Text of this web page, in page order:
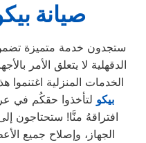
صيانة
ستجدون خدمة متميزة
الدقهلية لا يتعلق الأمر
الخدمات المنزلية اغتنموا
بيكو لتأخذوا حقكُم في
افتراقهُ منَّا! ستحتاجون